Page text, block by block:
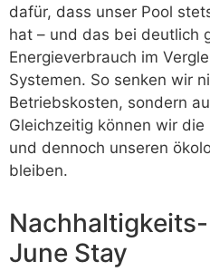
dafür, dass unser Pool
hat – und das bei deutlich
Energieverbrauch im
Systemen. So senken wir
Betriebskosten, sondern
Gleichzeitig können wir
und dennoch unseren
bleiben.
June Stay